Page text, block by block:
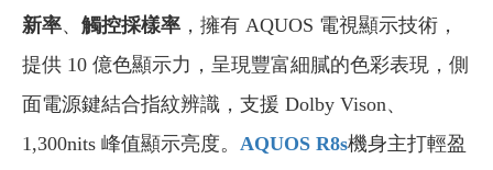
新率、 觸控採樣率 ，擁有 AQUOS 電視顯示技術，
提供 10 億色顯示力，呈現豐富細膩的色彩表現，側
面電源鍵結合指紋辨識，支援 Dolby Vison、
1,300nits 峰值顯示亮度。 AQUOS R8s機身主打輕盈